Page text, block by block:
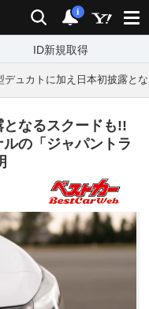
検索 通知
i
ID新規取得
デュカトに加え日本初披露と
なるスクードも!!
の「ジャパントラ